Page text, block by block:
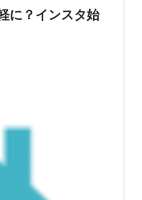
うな言…
に？インスタ始